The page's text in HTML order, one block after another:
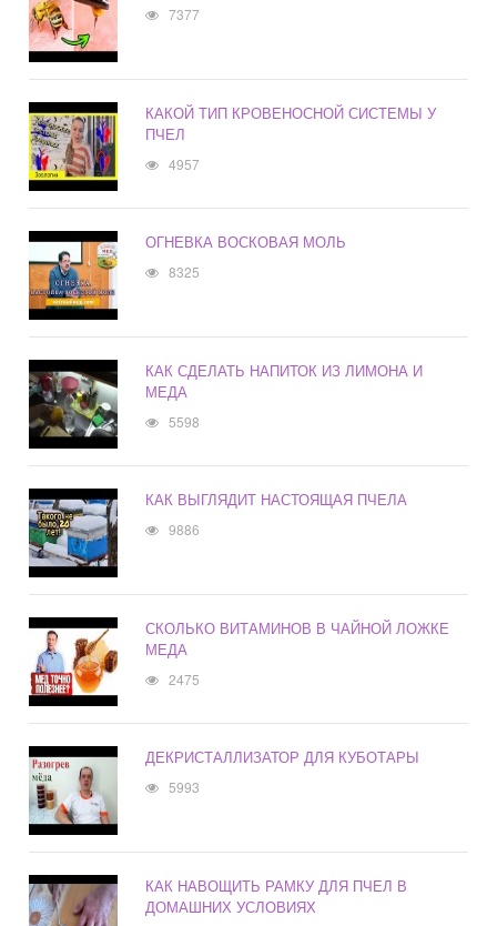
7377
КАКОЙ ТИП КРОВЕНОСНОЙ СИСТЕМЫ У
ПЧЕЛ
4957
ОГНЕВКА ВОСКОВАЯ МОЛЬ
8325
КАК СДЕЛАТЬ НАПИТОК ИЗ ЛИМОНА И
МЕДА
5598
КАК ВЫГЛЯДИТ НАСТОЯЩАЯ ПЧЕЛА
9886
СКОЛЬКО ВИТАМИНОВ В ЧАЙНОЙ ЛОЖКЕ
МЕДА
2475
ДЕКРИСТАЛЛИЗАТОР ДЛЯ КУБОТАРЫ
5993
КАК НАВОЩИТЬ РАМКУ ДЛЯ ПЧЕЛ В
ДОМАШНИХ УСЛОВИЯХ